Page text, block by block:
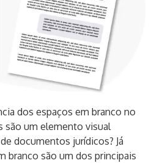
dos espaços em branco no
são um elemento visual
documentos jurídicos? Já
branco são um dos principais